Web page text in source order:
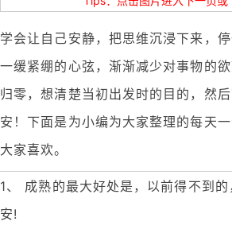
学会让自己安静，把思维沉浸下来，
一缓紧绷的心弦，渐渐减少对事物的
归零，想清楚当初出发时的目的，然
安！下面是为小编为大家整理的每天
大家喜欢。
1、 成熟的最大好处是，以前得不到
安!